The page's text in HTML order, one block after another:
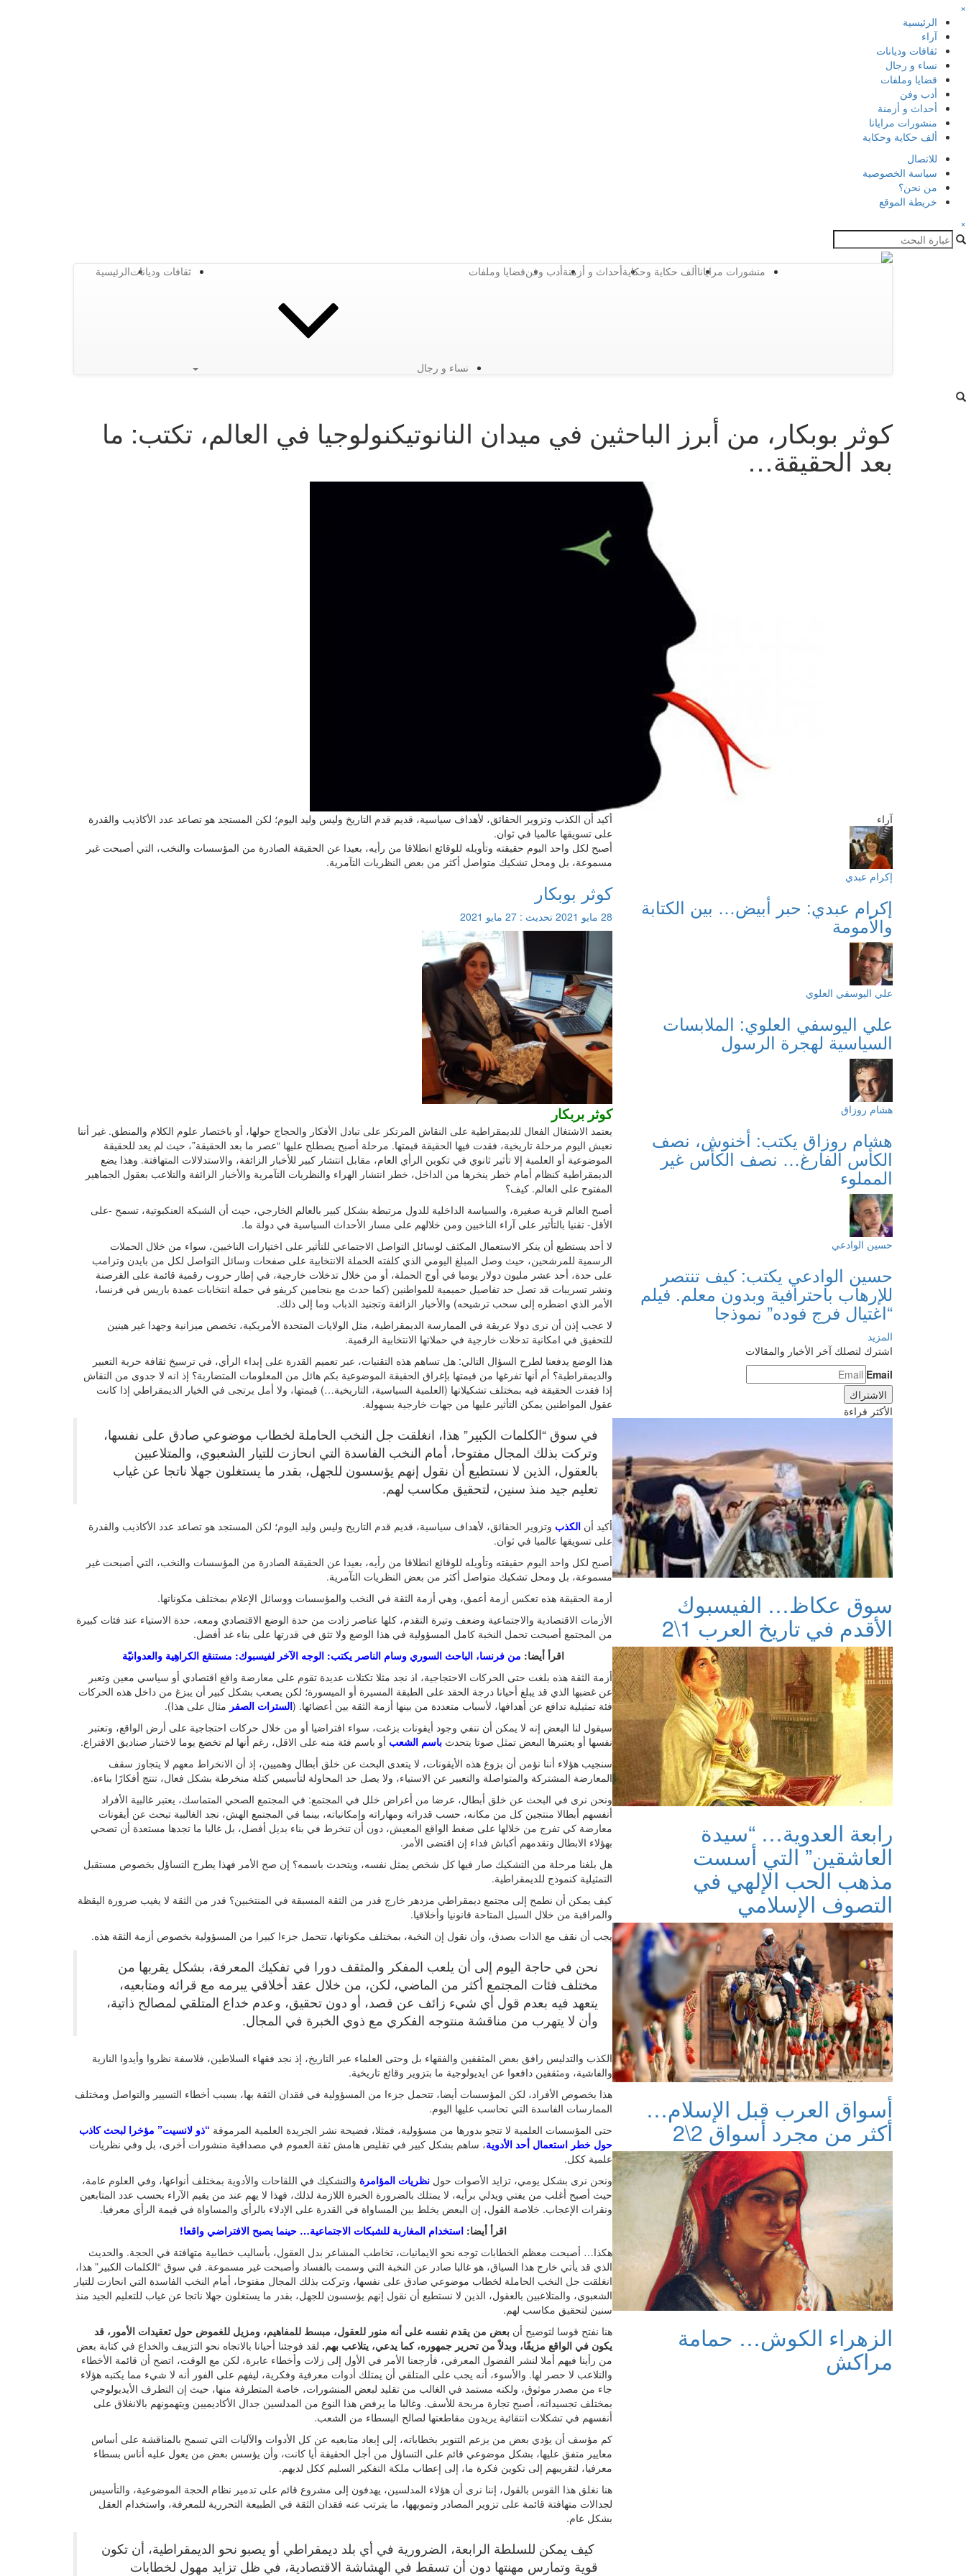
×
الرئيسية
آراء
ثقافات وديانات
نساء و رجال
قضايا وملفات
أدب وفن
أحداث و أزمنة
منشورات مرايانا
ألف حكاية وحكاية
للاتصال
سياسة الخصوصية
من نحن؟
خريطة الموقع
×
الرئيسيةثقافات وديانات
نساء و رجال
قضايا وملفاتأدب وفنأحداث و أزمنةألف حكاية وحكايةمنشورات مرايانا
كوثر بوبكار، من أبرز الباحثين في ميدان النانوتيكنولوجيا في العالم، تكتب: ما
بعد الحقيقة…
أكيد أن الكذب وتزوير الحقائق، لأهداف سياسية، قديم قدم التاريخ وليس وليد اليوم؛ لكن المستجد هو تصاعد عدد الأكاذيب والقدرة
على تسويقها عالميا في ثوان.
أصبح لكل واحد اليوم حقيقته وتأويله للوقائع انطلاقا من رأيه، بعيدا عن الحقيقة الصادرة من المؤسسات والنخب، التي أصبحت غير
مسموعة، بل ومحل تشكيك متواصل أكثر من بعض النظريات التآمرية.
كوثر بوبكار
28 مايو 2021 تحديث : 27 مايو 2021
كوثر بربكار
يعتمد الاشتغال الفعال للديمقراطية على النقاش المرتكز على تبادل الأفكار والحجاج حولها، أو باختصار علوم الكلام والمنطق. غير أننا
نعيش اليوم مرحلة تاريخية، فقدت فيها الحقيقة قيمتها. مرحلة أصبح يصطلح عليها “عصر ما بعد الحقيقة”، حيث لم يعد للحقيقة
الموضوعية أو العلمية إلا تأثير ثانوي في تكوين الرأي العام، مقابل انتشار كبير للأخبار الزائفة، والاستدلالات المتهافتة. وهذا يضع
الديمقراطية كنظام أمام خطر ينخرها من الداخل، خطر انتشار الهراء والنظريات التآمرية والأخبار الزائفة والتلاعب بعقول الجماهير
المفتوح على العالم. كيف؟
أصبح العالم قرية صغيرة، والسياسة الداخلية للدول مرتبطة بشكل كبير بالعالم الخارجي، حيث أن الشبكة العنكبوتية، تسمح -على
الأقل- تقنيا بالتأثير على آراء الناخبين ومن خلالهم على مسار الأحداث السياسية في دولة ما.
لا أحد يستطيع أن ينكر الاستعمال المكثف لوسائل التواصل الاجتماعي للتأثير على اختيارات الناخبين، سواء من خلال الحملات
الرسمية للمرشحين، حيث وصل المبلغ اليومي الذي كلفته الحملة الانتخابية على صفحات وسائل التواصل لكل من بايدن وترامب
على حدة، أحد عشر مليون دولار يوميا في أوج الحملة، أو من خلال تدخلات خارجية، في إطار حروب رقمية قائمة على القرصنة
ونشر تسريبات قد تصل حد تفاصيل حميمية للمواطنين (كما حدث مع بنجامين كريفو في حملة انتخابات عمدة باريس في فرنسا،
الأمر الذي اضطره إلى سحب ترشيحه) والأخبار الزائفة وتجنيد الذباب وما إلى ذلك.
لا عجب إذن أن نرى دولا عريقة في الممارسة الديمقراطية، مثل الولايات المتحدة الأمريكية، تخصص ميزانية وجهدا غير هينين
للتحقيق في امكانية تدخلات خارجية في حملاتها الانتخابية الرقمية.
هذا الوضع يدفعنا لطرح السؤال التالي: هل تساهم هذه التقنيات، عبر تعميم القدرة على إبداء الرأي، في ترسيخ ثقافة حرية التعبير
والديمقراطية؟ أم أنها تفرغها من قيمتها بإغراق الحقيقة الموضوعية بكم هائل من المعلومات المتضاربة؟ إذ انه لا جدوى من النقاش
إذا فقدت الحقيقة فيه بمختلف تشكيلاتها (العلمية السياسية، التاريخية…) قيمتها، ولا أمل يرتجى في الخيار الديمقراطي إذا كانت
عقول المواطنين يمكن التأثير عليها من جهات خارجية بسهولة.
في سوق “الكلمات الكبير” هذا، انغلقت جل النخب الحاملة لخطاب موضوعي صادق على نفسها،
وتركت بذلك المجال مفتوحا، أمام النخب الفاسدة التي انحازت للتيار الشعبوي، والمتلاعبين
بالعقول، الذين لا نستطيع أن نقول إنهم يؤسسون للجهل، بقدر ما يستغلون جهلا ناتجا عن غياب
تعليم جيد منذ سنين، لتحقيق مكاسب لهم.
أكيد أن الكذب وتزوير الحقائق، لأهداف سياسية، قديم قدم التاريخ وليس وليد اليوم؛ لكن المستجد هو تصاعد عدد الأكاذيب والقدرة
على تسويقها عالميا في ثوان.
أصبح لكل واحد اليوم حقيقته وتأويله للوقائع انطلاقا من رأيه، بعيدا عن الحقيقة الصادرة من المؤسسات والنخب، التي أصبحت غير
مسموعة، بل ومحل تشكيك متواصل أكثر من بعض النظريات التآمرية.
أزمة الحقيقة هذه تعكس أزمة أعمق، وهي أزمة الثقة في النخب والمؤسسات ووسائل الإعلام بمختلف مكوناتها.
الأزمات الاقتصادية والاجتماعية وضعف وتيرة التقدم، كلها عناصر زادت من حدة الوضع الاقتصادي ومعه، حدة الاستياء عند فئات كبيرة
من المجتمع أصبحت تحمل النخبة كامل المسؤولية في هذا الوضع ولا تثق في قدرتها على بناء غد أفضل.
اقرأ أيضا: من فرنسا، الباحث السوري وسام الناصر يكتب: الوجه الآخر لفيسبوك: مستنقع الكراهِية والعدوانيّة
أزمة الثقة هذه بلغت حتى الحركات الاحتجاجية، اذ نجد مثلا تكتلات عديدة تقوم على معارضة واقع اقتصادي أو سياسي معين وتعبر
عن غضبها الذي قد يبلغ أحيانا درجة الحقد على الطبقة المسيرة أو الميسورة؛ لكن يصعب بشكل كبير أن يبزغ من داخل هذه الحركات
فئة تمثيلية تدافع عن أهدافها، لأسباب متعددة من بينها أزمة الثقة بين أعضائها. (السترات الصفر مثال على هذا).
سيقول لنا البعض إنه لا يمكن أن ننفي وجود أيقونات بزغت، سواء افتراضيا أو من خلال حركات احتجاجية على أرض الواقع، وتعتبر
نفسها أو يعتبرها البعض تمثل صوتا يتحدث باسم الشعب أو باسم فئة منه على الاقل، رغم أنها لم تخضع يوما لاختبار صناديق الاقتراع.
سنجيب هؤلاء أننا نؤمن أن بزوغ هذه الأيقونات، لا يتعدى البحث عن خلق أبطال وهميين، إذ أن الانخراط معهم لا يتجاوز سقف
المعارضة المشتركة والمتواصلة والتعبير عن الاستياء، ولا يصل حد المحاولة لتأسيس كتلة منخرطة بشكل فعال، تنتج أفكارًا بناءة.
ونحن نرى في البحث عن خلق أبطال، عرضا من أعراض خلل في المجتمع: في المجتمع الصحي المتماسك، يعتبر غالبية الأفراد
أنفسهم أبطالا منتجين كل من مكانه، حسب قدراته ومهاراته وإمكانياته، بينما في المجتمع الهش، نجد الغالبية تبحث عن أيقونات
معارضة كي تفرج من خلالها على ضغط الواقع المعيش، دون أن تنخرط في بناء بديل أفضل، بل غالبا ما تجدها مستعدة أن تضحي
بهؤلاء الابطال وتقدمهم أكباش فداء إن اقتضى الأمر.
هل بلغنا مرحلة من التشكيك صار فيها كل شخص يمثل نفسه، ويتحدث باسمه؟ إن صح الأمر فهذا يطرح التساؤل بخصوص مستقبل
التمثيلية كنموذج للديمقراطية.
كيف يمكن أن نطمح إلى مجتمع ديمقراطي مزدهر خارج قدر من الثقة المسبقة في المنتخبين؟ قدر من الثقة لا يغيب ضرورة اليقظة
والمراقبة من خلال السبل المتاحة قانونيا وأخلاقيا.
يجب أن نقف مع الذات بصدق، وأن نقول إن النخبة، بمختلف مكوناتها، تتحمل جزءا كبيرا من المسؤولية بخصوص أزمة الثقة هذه.
نحن في حاجة اليوم إلى أن يلعب المفكر والمثقف دورا في تفكيك المعرفة، بشكل يقربها من
مختلف فئات المجتمع أكثر من الماضي، لكن، من خلال عقد أخلاقي يبرمه مع قرائه ومتابعيه،
يتعهد فيه بعدم قول أي شيء زائف عن قصد، أو دون تحقيق، وعدم خداع المتلقي لمصالح ذاتية،
وأن لا يتهرب من مناقشة منتوجه الفكري مع ذوي الخبرة في المجال.
الكذب والتدليس رافق بعض المثقفين والفقهاء بل وحتى العلماء عبر التاريخ، إذ نجد فقهاء السلاطين، فلاسفة نظروا وأيدوا النازية
والفاشية، ومثقفين دافعوا عن ايديولوجية ما بتزوير وقائع تاريخية.
هذا بخصوص الأفراد، لكن المؤسسات أيضا، تتحمل جزءا من المسؤولية في فقدان الثقة بها، بسبب أخطاء التسيير والتواصل ومختلف
الممارسات الفاسدة التي تحاسب عليها اليوم.
حتى المؤسسات العلمية لا تنجو بدورها من مسؤولية، فمثلا، فضيحة نشر الجريدة العلمية المرموقة “ذو لانسيت” مؤخرا لبحث كاذب
حول خطر استعمال أحد الأدوية، ساهم بشكل كبير في تقليص هامش ثقة العموم في مصداقية منشورات أخرى، بل وفي نظريات
علمية ككل.
ونحن نرى بشكل يومي، تزايد الأصوات حول نظريات المؤامرة والتشكيك في اللقاحات والأدوية بمختلف أنواعها، وفي العلوم عامة،
حيث أصبح أغلب من يفتي ويدلي برأيه، لا يمتلك بالضرورة الخبرة اللازمة لذلك، فهذا لا يهم عند من يقيم الآراء بحسب عدد المتابعين
ونقرات الإعجاب. خلاصة القول، إن البعض يخلط بين المساواة في القدرة على الإدلاء بالرأي والمساواة في قيمة الرأي معرفيا.
اقرأ أيضا:استخدام المغاربة للشبكات الاجتماعية… حينما يصبح الافتراضي واقعا!
هكذا… أصبحت معظم الخطابات توجه نحو الايمانيات، تخاطب المشاعر بدل العقول، بأساليب خطابية متهافتة في الحجة. والحديث
الذي قد يأتي خارج هذا السياق، هو غالبا صادر عن النخبة التي وسمت بالفساد وأصبحت غير مسموعة. في سوق “الكلمات الكبير” هذا،
انغلقت جل النخب الحاملة لخطاب موضوعي صادق على نفسها، وتركت بذلك المجال مفتوحا، أمام النخب الفاسدة التي انحازت للتيار
الشعبوي، والمتلاعبين بالعقول، الذين لا نستطيع أن نقول إنهم يؤسسون للجهل، بقدر ما يستغلون جهلا ناتجا عن غياب للتعليم الجيد منذ
سنين لتحقيق مكاسب لهم.
هنا نفتح قوسا لتوضيح أن بعض من يقدم نفسه على أنه منور للعقول، مبسط للمفاهيم، ومزيل للغموض حول تعقيدات الأمور، قد
يكون في الواقع مزيفًا، وبدلاً من تحرير جمهوره، كما يدعي، يتلاعب بهم. لقد فوجئنا أحيانا بالاتجاه نحو التزييف والخداع في كتابة بعض
من رأينا فيهم أملا لنشر الفضول المعرفي، فأرجعنا الأمر في الأول إلى زلات وأخطاء عابرة، لكن مع الوقت، اتضح أن قائمة الأخطاء
والتلاعب لا حصر لها. والأسوء، أنه يجب على المتلقي أن يمتلك أدوات معرفية وفكرية، ليفهم على الفور أنه لا شيء مما يكتبه هؤلاء
جاء من مصدر موثوق، ولكنه مستمد في الغالب من تقليد لبعض المنشورات، خاصة المتطرفة منها، حيث إن التطرف الأيديولوجي
بمختلف تجسيداته، أصبح تجارة مربحة للأسف. وغالبا ما يرفض هذا النوع من المدلسين جدال الأكاديميين ويتهمونهم بالانغلاق على
أنفسهم في تشكلات انتقائية يريدون مقاطعتها لصالح البسطاء من الشعب.
كم مؤسف أن يؤدي بعض من يزعم التنوير بخطاباته، إلى إبعاد متابعيه عن كل الأدوات والآليات التي تسمح بالمناقشة على أساس
معايير متفق عليها، بشكل موضوعي قائم على التساؤل من أجل الحقيقة أيا كانت، وأن يؤسس بعض من يعول عليه أناس بسطاء
معرفيا، لتقريبهم إلى تكوين فكرة ما، إلى إعطاب ملكة التفكير السليم ككل لديهم.
هنا نغلق هذا القوس بالقول، إننا نرى أن هؤلاء المدلسين، يهدفون إلى مشروع قائم على تدمير نظام الحجة الموضوعية، والتأسيس
لجدالات متهافتة قائمة على تزوير المصادر وتمويهها، ما يترتب عنه فقدان الثقة في الطبيعة التحررية للمعرفة، واستخدام العقل
بشكل عام.
كيف يمكن للسلطة الرابعة، الضرورية في أي بلد ديمقراطي أو يصبو نحو الديمقراطية، أن تكون
قوية وتمارس مهنتها دون أن تسقط في الهشاشة الاقتصادية، في ظل تزايد مهول لخطابات
آراء
إكرام عبدي
إكرام عبدي: حبر أبيض… بين الكتابة
والأمومة
علي اليوسفي العلوي
علي اليوسفي العلوي: الملابسات
السياسية لهجرة الرسول
هشام روزاق
هشام روزاق يكتب: أخنوش، نصف
الكأس الفارغ… نصف الكأس غير
المملوء
حسين الوادعي
حسين الوادعي يكتب: كيف تنتصر
للإرهاب باحترافية وبدون معلم. فيلم
“اغتيال فرج فوده” نموذجا
المزيد
اشترك لتصلك آخر الأخبار والمقالات
Email
الأكثر قراءة
سوق عكاظ… الفيسبوك
الأقدم في تاريخ العرب 1\2
رابعة العدوية… “سيدة
العاشقين” التي أسست
مذهب الحب الإلهي في
التصوف الإسلامي
أسواق العرب قبل الإسلام…
أكثر من مجرد أسواق 2\2
الزهراء الكوش… حمامة
مراكش